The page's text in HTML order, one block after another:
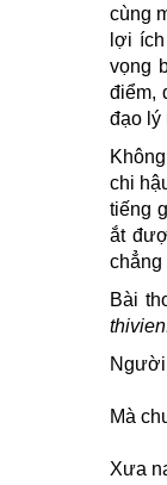
cùng
lợi
vọng
điểm,
đạo lý
chi
tiếng
ắt
chẳng
Bài
Người
Mà
Xưa